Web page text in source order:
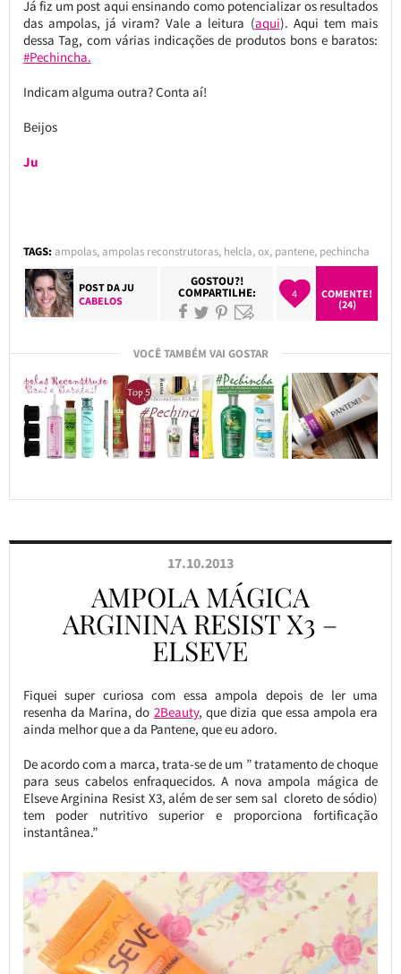
Já fiz um post aqui ensinando como potencializar os resultados
das ampolas, já viram? Vale a leitura (aqui). Aqui tem mais
dessa Tag, com várias indicações de produtos bons e baratos:
#Pechincha.
Indicam alguma outra? Conta aí!
Beijos
Ju
TAGS: ampolas,ampolas reconstrutoras, helcla,ox, pantene, pechincha
POST DAJU
CABELOS
GOSTOU?!
COMPARTILHE: 4
COMENTE!
(24)
VOCÊ TAMBÉM VAI GOSTAR
17.10.2013
AMPOLA MÁGICA
ARGININA RESIST X3 –
ELSEVE
Fiquei super curiosa com essa ampola depois de ler uma
resenha da Marina, do 2Beauty, que dizia que essa ampola era
ainda melhor que a da Pantene, que eu adoro.
De acordo com a marca, trata-se de um ” tratamento de choque
para seus cabelos enfraquecidos. A nova ampola mágica de
Elseve Arginina Resist X3, além de ser sem sal cloreto de sódio)
tem poder nutritivo superior e proporciona fortificação
instantânea.”